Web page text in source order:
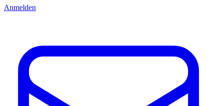
Anmelden